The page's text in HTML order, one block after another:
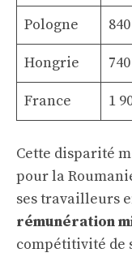
Pologne 840
Hongrie 740
France 1
Cette disparité
pour la
ses travailleurs
rémunération
compétitivité de